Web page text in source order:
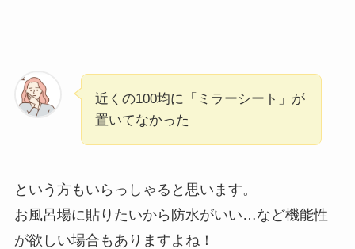
近くの100均に「ミラーシート」が
置いてなかった
という方もいらっしゃると思います。
お風呂場に貼りたいから防水がいい…など機能性
が欲しい場合もありますよね！